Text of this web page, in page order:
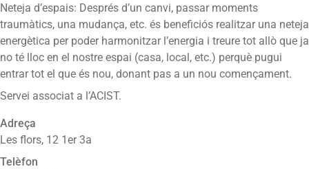
Neteja d’espais: Després d’un canvi, passar moments
traumàtics, una mudança, etc. és beneficiós realitzar una neteja
energètica per poder harmonitzar l’energia i treure tot allò que ja
no té lloc en el nostre espai (casa, local, etc.) perquè pugui
entrar tot el que és nou, donant pas a un nou començament.
Servei associat a l’ACIST.
Adreça
Les flors, 12 1er 3a
Telèfon